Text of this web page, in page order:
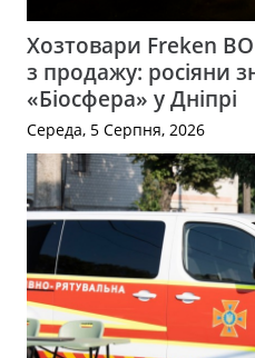
Хозтовари Freken
з продажу: росіяни
«Біосфера» у Дніпрі
Середа, 5 Серпня, 2026